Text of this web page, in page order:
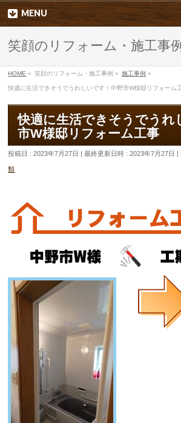
MENU
笑顔のリフォーム・施工事例
HOME » 笑顔のリフォーム・施工事例 » 施工事例 »
快適に生活できそうでうれしいです！中野市W様邸リフォーム
快適に生活できそうでうれ
市W様邸リフォーム工事
投稿日 : 2023年7月27日 最終更新日時 : 2023年7月27日
類